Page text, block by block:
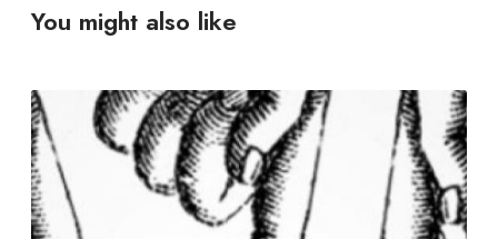
You might also like
L
a
c
u
l